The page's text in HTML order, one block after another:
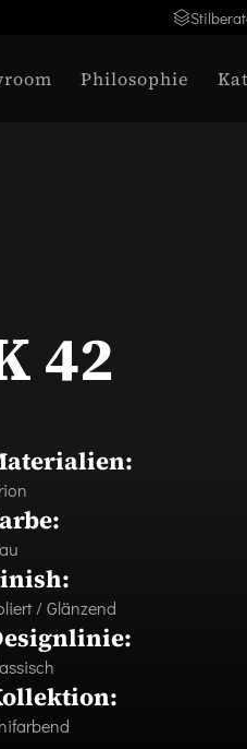
Philosophie
42
/ Glänzend